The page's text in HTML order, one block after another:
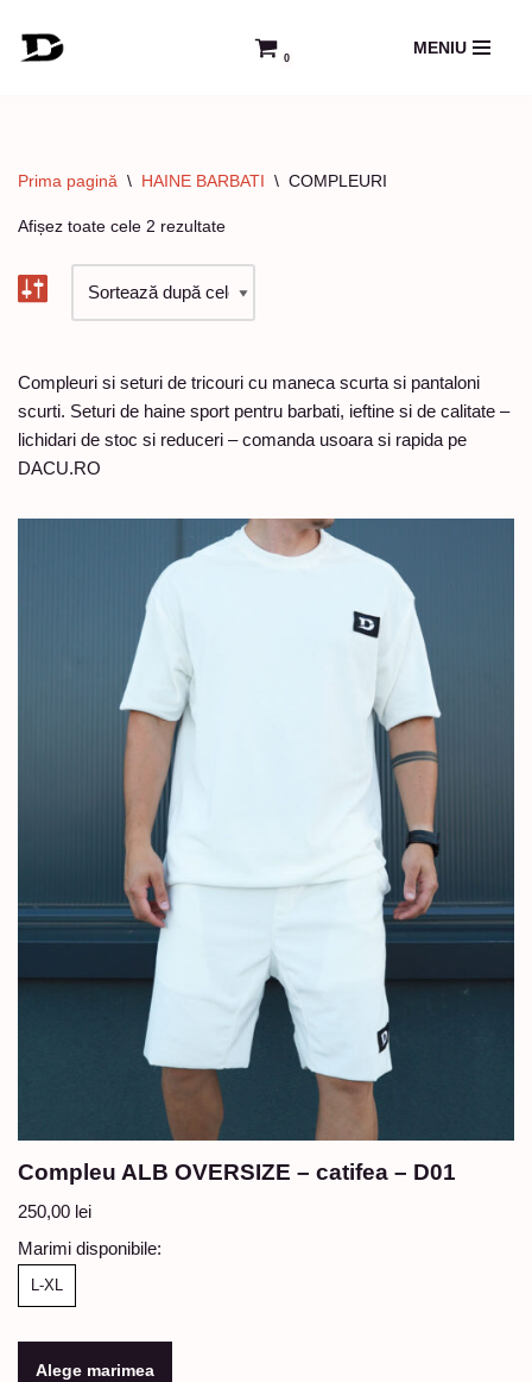
Sari
0
MENIU
Prima pagină \ HAINE BARBATI \ COMPLEURI
Afișez toate cele 2 rezultate
Compleuri si seturi de tricouri cu maneca scurta si pantaloni
scurti. Seturi de haine sport pentru barbati, ieftine si de calitate –
lichidari de stoc si reduceri – comanda usoara si rapida pe
DACU.RO
Compleu ALB OVERSIZE – catifea – D01
250,00 lei
Marimi disponibile:
L-XL
Alege marimea